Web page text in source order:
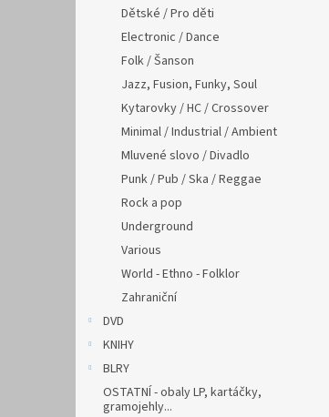
Dětské / Pro děti
Electronic / Dance
Folk / Šanson
Jazz, Fusion, Funky, Soul
Kytarovky / HC / Crossover
Minimal / Industrial / Ambient
Mluvené slovo / Divadlo
Punk / Pub / Ska / Reggae
Rock a pop
Underground
Various
World - Ethno - Folklor
Zahraniční
DVD
KNIHY
BLRY
OSTATNÍ - obaly LP, kartáčky,
gramojehly...